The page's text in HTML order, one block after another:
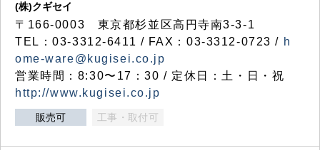
(株)クギセイ
〒166-0003 東京都杉並区高円寺南3-3-1
TEL：03-3312-6411 / FAX：03-3312-0723 / h
ome-ware@kugisei.co.jp
営業時間：8:30〜17：30 / 定休日：土・日・祝
http://www.kugisei.co.jp
販売可 工事・取付可